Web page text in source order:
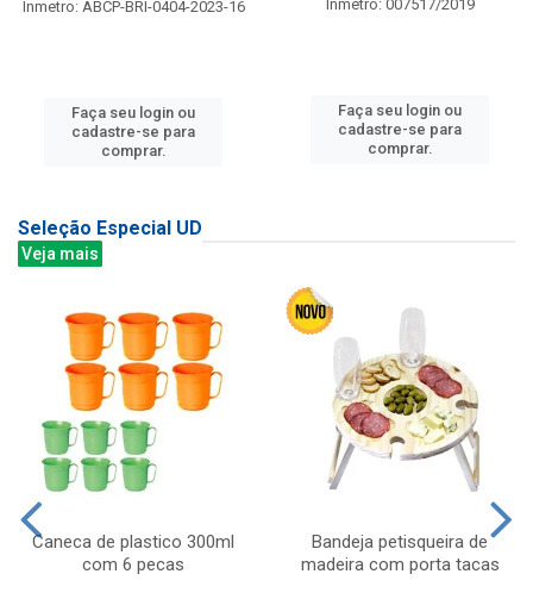
Inmetro: ABCP-BRI-0404-2023-16
Faça seu login ou
cadastre-se para
comprar.
Inmetro: 007517/2019
Faça seu login ou
cadastre-se para
comprar.
Seleção Especial UD
Veja mais
Caneca de plastico 300ml
com 6 pecas
Bandeja petisqueira de
madeira com porta tacas